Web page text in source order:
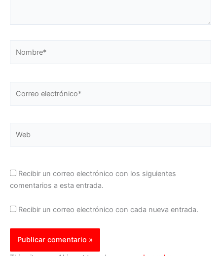
electrónico*
Recibir un correo electrónico con los siguientes
comentarios a esta entrada.
Recibir un correo electrónico con cada nueva entrada.